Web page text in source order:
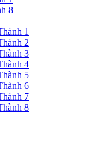
8
1
2
3
4
5
6
7
8